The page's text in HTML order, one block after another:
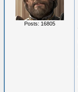
Posts: 16805